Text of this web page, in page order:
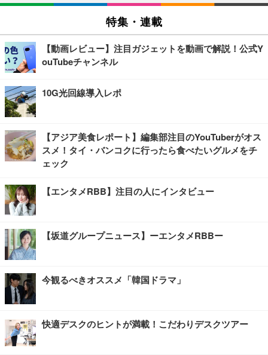
特集・連載
【動画レビュー】注目ガジェットを動画で解説！公式Y
ouTubeチャンネル
10G光回線導入レポ
【アジア美食レポート】編集部注目のYouTuberがオス
スメ！タイ・バンコクに行ったら食べたいグルメをチ
ェック
【エンタメRBB】注目の人にインタビュー
【坂道グループニュース】ーエンタメRBBー
今観るべきオススメ「韓国ドラマ」
快適デスクのヒントが満載！こだわりデスクツアー